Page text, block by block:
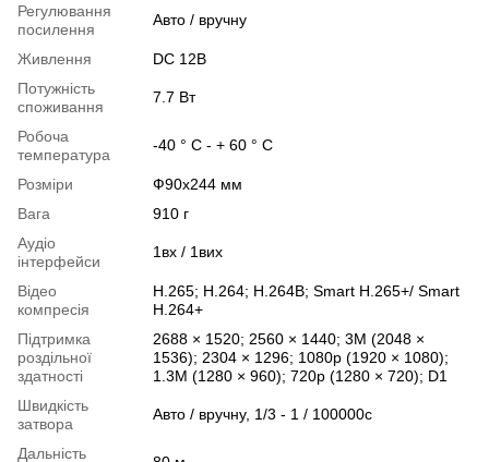
Регулювання
посилення
Авто / вручну
Живлення
DC 12В
Потужність
споживання
7.7 Вт
Робоча
температура
-40 ° C - + 60 ° C
Розміри
Ф90х244 мм
Вага
910 г
Аудіо
інтерфейси
1вх / 1вих
Відео
компресія
H.265; H.264; H.264B; Smart H.265+/ Smart
H.264+
Підтримка
роздільної
здатності
2688 × 1520; 2560 × 1440; 3M (2048 ×
1536); 2304 × 1296; 1080p (1920 × 1080);
1.3M (1280 × 960); 720p (1280 × 720); D1
Швидкість
затвора
Авто / вручну, 1/3 - 1 / 100000с
Дальність